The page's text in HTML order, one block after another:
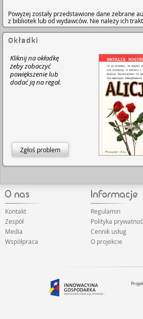
Powyżej zostały przedstawione dane zebrane
z bibliotek lub od wydawców. Nie należy ich
Okładki
Kliknij na okładkę
żeby zobaczyć
powiększenie lub
dodać ją na regał.
Zgłoś problem
Kontakt
Zespół
Media
Współpraca
Regulamin
Polityka
Cennik usług
O projekcie